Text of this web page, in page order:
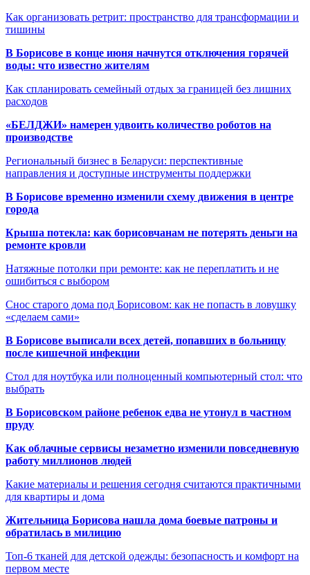
Как организовать ретрит: пространство для трансформации и
тишины
В Борисове в конце июня начнутся отключения горячей
воды: что известно жителям
Как спланировать семейный отдых за границей без лишних
расходов
«БЕЛДЖИ» намерен удвоить количество роботов на
производстве
Региональный бизнес в Беларуси: перспективные
направления и доступные инструменты поддержки
В Борисове временно изменили схему движения в центре
города
Крыша потекла: как борисовчанам не потерять деньги на
ремонте кровли
Натяжные потолки при ремонте: как не переплатить и не
ошибиться с выбором
Снос старого дома под Борисовом: как не попасть в ловушку
«сделаем сами»
В Борисове выписали всех детей, попавших в больницу
после кишечной инфекции
Стол для ноутбука или полноценный компьютерный стол: что
выбрать
В Борисовском районе ребенок едва не утонул в частном
пруду
Как облачные сервисы незаметно изменили повседневную
работу миллионов людей
Какие материалы и решения сегодня считаются практичными
для квартиры и дома
Жительница Борисова нашла дома боевые патроны и
обратилась в милицию
Топ-6 тканей для детской одежды: безопасность и комфорт на
первом месте